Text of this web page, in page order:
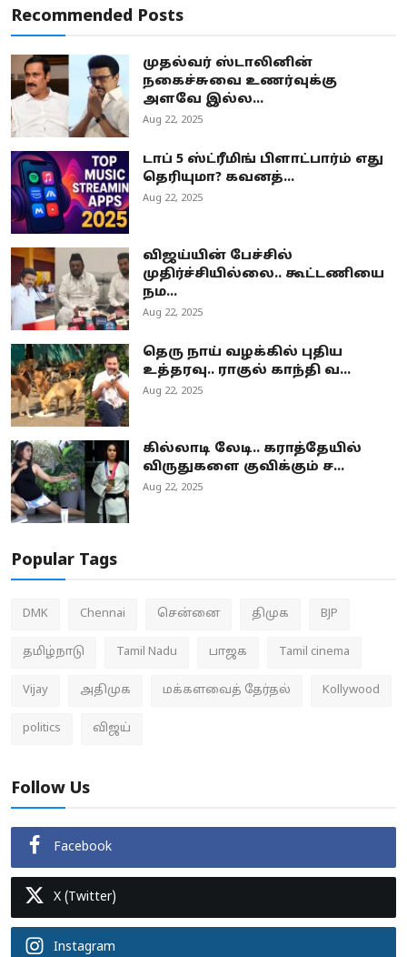
Recommended Posts
முதல்வர் ஸ்டாலினின்
நகைச்சுவை உணர்வுக்கு
அளவே இல்ல...
Aug 22, 2025
டாப் 5 ஸ்ட்ரீமிங் பிளாட்பார்ம் எது
தெரியுமா? கவனத்...
Aug 22, 2025
விஜய்யின் பேச்சில்
முதிர்ச்சியில்லை.. கூட்டணியை
நம...
Aug 22, 2025
தெரு நாய் வழக்கில் புதிய
உத்தரவு.. ராகுல் காந்தி வ...
Aug 22, 2025
கில்லாடி லேடி.. கராத்தேயில்
விருதுகளை குவிக்கும் ச...
Aug 22, 2025
Popular Tags
DMK Chennai சென்னை திமுக BJP
தமிழ்நாடு Tamil Nadu பாஜக Tamil cinema
Vijay அதிமுக மக்களவைத் தேர்தல் Kollywood
politics விஜய்
Follow Us
Facebook
X (Twitter)
Instagram